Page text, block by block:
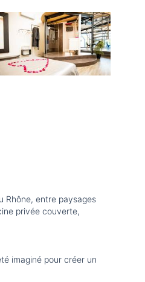
Rhône, entre paysages
privée couverte,
imaginé pour créer un